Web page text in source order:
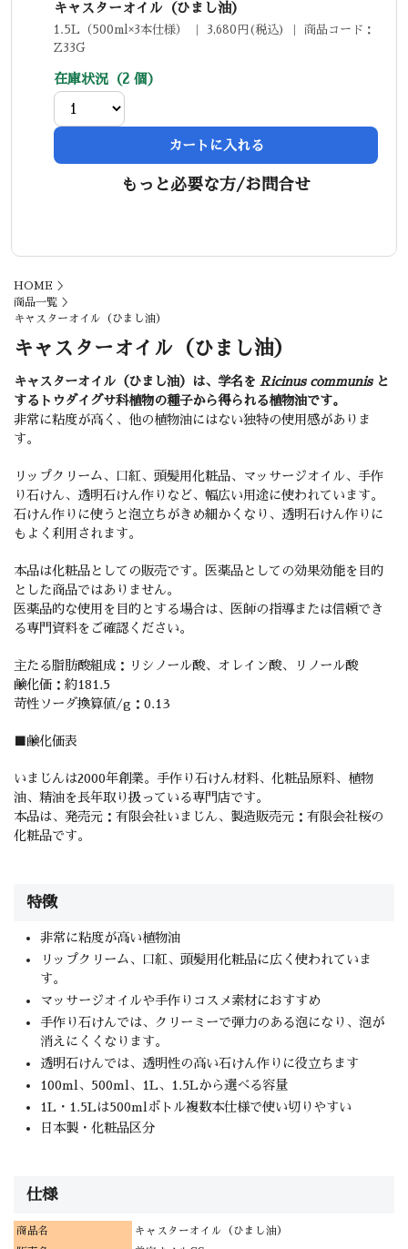
キャスターオイル（ひまし油）
1.5L（500ml×3本仕様） ｜ 3,680円(税込) ｜ 商品コード：
Z33G
在庫状況（2 個）
カートに入れる
もっと必要な方/お問合せ
HOME ＞
商品一覧 ＞
キャスターオイル（ひまし油）
キャスターオイル（ひまし油）
キャスターオイル（ひまし油）は、学名を Ricinus communisと
するトウダイグサ科植物の種子から得られる植物油です。
非常に粘度が高く、他の植物油にはない独特の使用感がありま
す。
リップクリーム、口紅、頭髪用化粧品、マッサージオイル、手作
り石けん、透明石けん作りなど、幅広い用途に使われています。
石けん作りに使うと泡立ちがきめ細かくなり、透明石けん作りに
もよく利用されます。
本品は化粧品としての販売です。医薬品としての効果効能を目的
とした商品ではありません。
医薬品的な使用を目的とする場合は、医師の指導または信頼でき
る専門資料をご確認ください。
主たる脂肪酸組成：リシノール酸、オレイン酸、リノール酸
鹸化価：約181.5
苛性ソーダ換算値/g：0.13
■鹸化価表
いまじんは2000年創業。手作り石けん材料、化粧品原料、植物
油、精油を長年取り扱っている専門店です。
本品は、発売元：有限会社いまじん、製造販売元：有限会社桜の
化粧品です。
特徴
非常に粘度が高い植物油
リップクリーム、口紅、頭髪用化粧品に広く使われていま
す。
マッサージオイルや手作りコスメ素材におすすめ
手作り石けんでは、クリーミーで弾力のある泡になり、泡が
消えにくくなります。
透明石けんでは、透明性の高い石けん作りに役立ちます
100ml、500ml、1L、1.5Lから選べる容量
1L・1.5Lは500mlボトル複数本仕様で使い切りやすい
日本製・化粧品区分
仕様
商品名
キャスターオイル（ひまし油）